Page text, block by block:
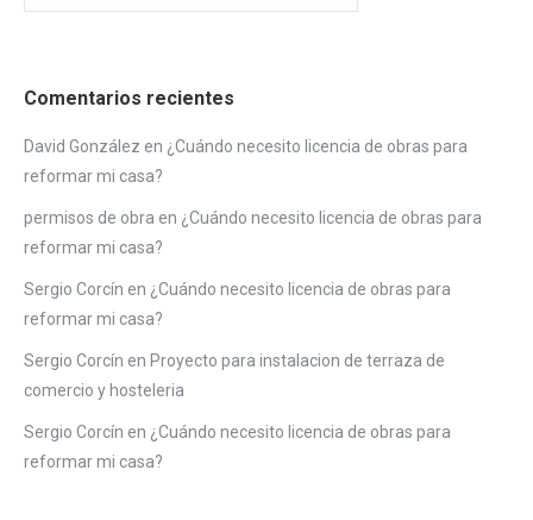
Comentarios recientes
David González en ¿Cuándo necesito licencia de obras para
reformar mi casa?
permisos de obra en ¿Cuándo necesito licencia de obras para
reformar mi casa?
Sergio Corcín en ¿Cuándo necesito licencia de obras para
reformar mi casa?
Sergio Corcín en Proyecto para instalacion de terraza de
comercio y hosteleria
Sergio Corcín en ¿Cuándo necesito licencia de obras para
reformar mi casa?